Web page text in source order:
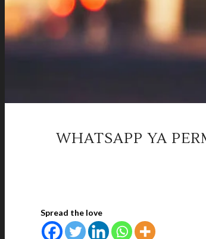
WHATSAPP YA
Spread the love